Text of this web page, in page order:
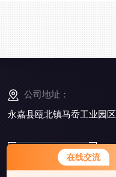
在线交流
公司地址：
永嘉县瓯北镇马岙工业园区
扫
一